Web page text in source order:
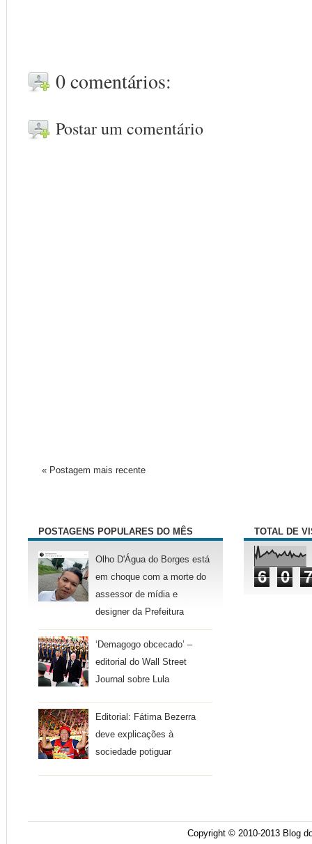
0 comentários:
Postar um comentário
« Postagem mais recente
POSTAGENS POPULARES DO MÊS
Olho D'Água do Borges está
em choque com a morte do
assessor de mídia e
designer da Prefeitura
‘Demagogo obcecado’ –
editorial do Wall Street
Journal sobre Lula
Editorial: Fátima Bezerra
deve explicações à
sociedade potiguar
TOTAL DE
6 0 7
Copyright © 2010-2013 Blog